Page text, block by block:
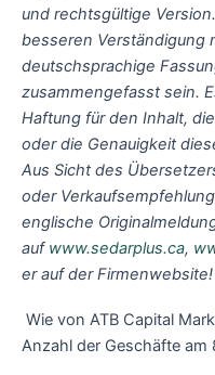
und rechtsgültige
besseren Verständigung
deutschsprachige
zusammengefasst sein.
Haftung für den Inhalt,
oder die Genauigkeit
Aus Sicht des
oder
englische
auf www.sedarplus.ca,
er auf der Firmenwebsite!
Wie von ATB Capital
Anzahl der Geschäfte am